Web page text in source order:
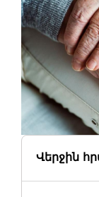
Վերջին